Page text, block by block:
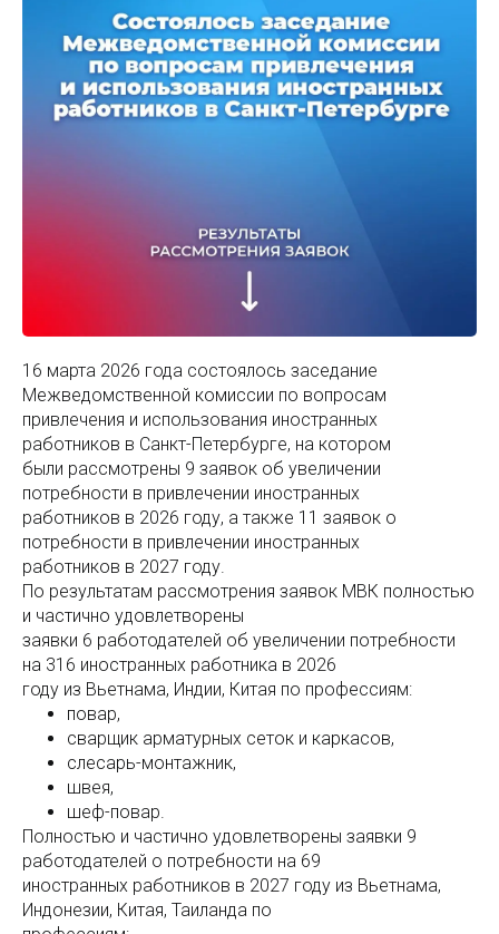
16 марта 2026 года состоялось заседание
Межведомственной комиссии по вопросам
привлечения и использования иностранных
работников в Санкт-Петербурге, на котором
были рассмотрены 9 заявок об увеличении
потребности в привлечении иностранных
работников в 2026 году, а также 11 заявок о
потребности в привлечении иностранных
работников в 2027 году.
По результатам рассмотрения заявок МВК полностью
и частично удовлетворены
заявки 6 работодателей об увеличении потребности
на 316 иностранных работника в 2026
году из Вьетнама, Индии, Китая по профессиям:
повар,
сварщик арматурных сеток и каркасов,
слесарь-монтажник,
швея,
шеф-повар.
Полностью и частично удовлетворены заявки 9
работодателей о потребности на 69
иностранных работников в 2027 году из Вьетнама,
Индонезии, Китая, Таиланда по